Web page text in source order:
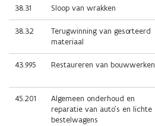
38.31 Sloop van wrakken
38.32
Terugwinning van gesorteerd
materiaal
43.995 Restaureren van bouwwerken
45.201
Algemeen onderhoud en
reparatie van auto’s en lichte
bestelwagens